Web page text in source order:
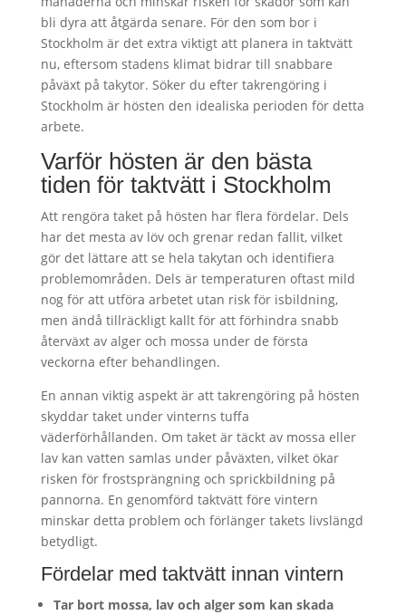
bli dyra att åtgärda senare. För den som bor i
Stockholm är det extra viktigt att planera in taktvätt
nu, eftersom stadens klimat bidrar till snabbare
påväxt på takytor. Söker du efter takrengöring i
Stockholm är hösten den idealiska perioden för detta
arbete.
Varför hösten är den bästa
tiden för taktvätt i Stockholm
Att rengöra taket på hösten har flera fördelar. Dels
har det mesta av löv och grenar redan fallit, vilket
gör det lättare att se hela takytan och identifiera
problemområden. Dels är temperaturen oftast mild
nog för att utföra arbetet utan risk för isbildning,
men ändå tillräckligt kallt för att förhindra snabb
återväxt av alger och mossa under de första
veckorna efter behandlingen.
En annan viktig aspekt är att takrengöring på hösten
skyddar taket under vinterns tuffa
väderförhållanden. Om taket är täckt av mossa eller
lav kan vatten samlas under påväxten, vilket ökar
risken för frostsprängning och sprickbildning på
pannorna. En genomförd taktvätt före vintern
minskar detta problem och förlänger takets livslängd
betydligt.
Fördelar med taktvätt innan vintern
Tar bort mossa, lav och alger som kan skada